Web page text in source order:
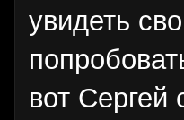
увидеть
вот